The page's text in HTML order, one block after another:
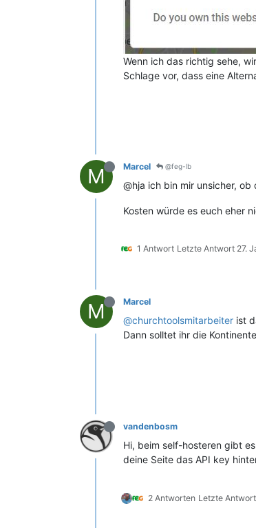
Wenn ich das richtig sehe,
Schlage vor, dass eine
M Marcel @feg-lb
@hja ich bin mir unsicher,
Kosten würde es euch eher
1 Antwort Letzte Antwort 27.
M Marcel
@churchtoolsmitarbeiter ist
Dann solltet ihr die
vandenbosm
Hi, beim self-hosteren gibt
deine Seite das API key
2 Antworten Letzte Antwort